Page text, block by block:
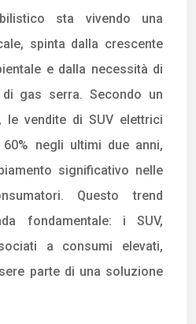
sta vivendo una
spinta dalla crescente
e dalla necessità di
gas serra. Secondo un
le vendite di SUV elettrici
negli ultimi due anni,
significativo nelle
Questo trend
fondamentale: i SUV,
a consumi elevati,
parte di una soluzione